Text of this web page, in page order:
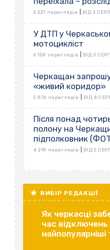
6 337 переглядів ВІД 3
У ДТП у
мотоцикліст
6 158 переглядів ВІД 3
Черкащан
«живий коридор»
5 876 переглядів ВІД 4
Після понад
полону на
підполковник
4 299 переглядів ВІД 5
ВИБІР РЕДАКЦІЇ
Як черкасці
час відключень
найпопулярніші